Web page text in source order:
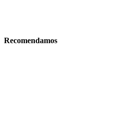
Recomendamos